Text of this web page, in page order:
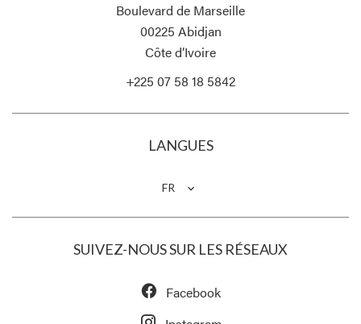
Boulevard de Marseille
00225 Abidjan
Côte d’Ivoire
+225 07 58 18 5842
LANGUES
FR
SUIVEZ-NOUS SUR LES RÉSEAUX
Facebook